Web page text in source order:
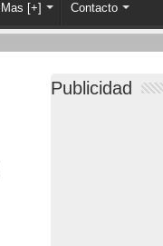
Mas [+] Contacto
Publicidad